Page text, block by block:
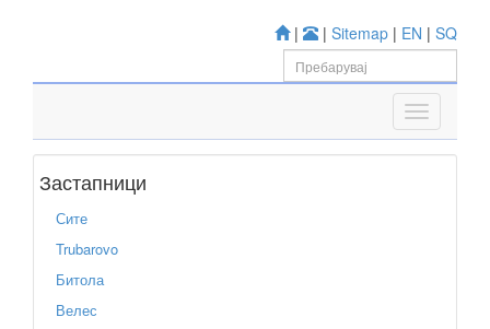
| | Sitemap | EN | SQ
Застапници
Сите
Trubarovo
Битола
Велес